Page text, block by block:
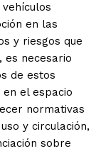
en las
y riesgos que
es necesario
de estos
el espacio
normativas
y circulación,
sobre